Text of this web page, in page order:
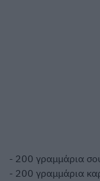
- 200 γραμμάρια
- 200 γραμμάρια